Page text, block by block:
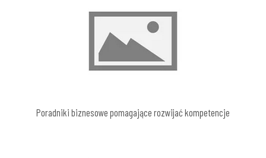
Poradniki biznesowe pomagające rozwijać kompetencje